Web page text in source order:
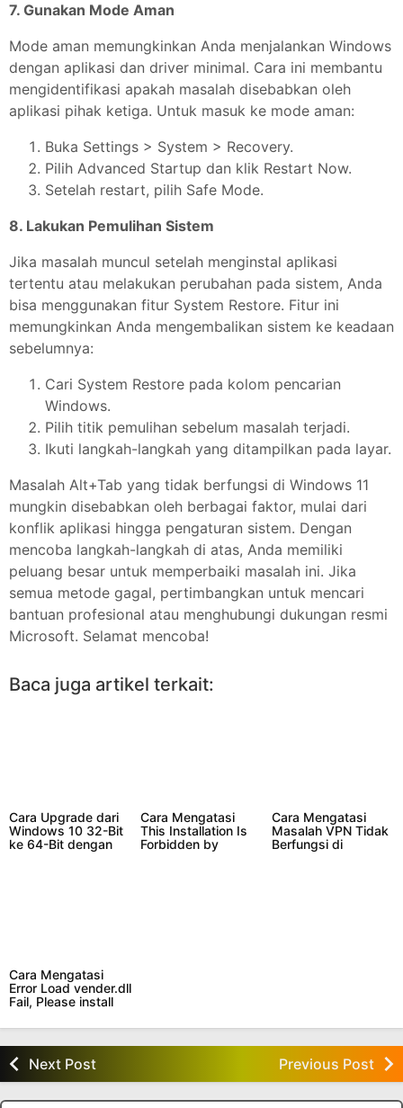
7. Gunakan Mode Aman
Mode aman memungkinkan Anda menjalankan Windows
dengan aplikasi dan driver minimal. Cara ini membantu
mengidentifikasi apakah masalah disebabkan oleh
aplikasi pihak ketiga. Untuk masuk ke mode aman:
Buka Settings > System > Recovery.
Pilih Advanced Startup dan klik Restart Now.
Setelah restart, pilih Safe Mode.
8. Lakukan Pemulihan Sistem
Jika masalah muncul setelah menginstal aplikasi
tertentu atau melakukan perubahan pada sistem, Anda
bisa menggunakan fitur System Restore. Fitur ini
memungkinkan Anda mengembalikan sistem ke keadaan
sebelumnya:
Cari System Restore pada kolom pencarian
Windows.
Pilih titik pemulihan sebelum masalah terjadi.
Ikuti langkah-langkah yang ditampilkan pada layar.
Masalah Alt+Tab yang tidak berfungsi di Windows 11
mungkin disebabkan oleh berbagai faktor, mulai dari
konflik aplikasi hingga pengaturan sistem. Dengan
mencoba langkah-langkah di atas, Anda memiliki
peluang besar untuk memperbaiki masalah ini. Jika
semua metode gagal, pertimbangkan untuk mencari
bantuan profesional atau menghubungi dukungan resmi
Microsoft. Selamat mencoba!
Baca juga artikel terkait:
Cara Upgrade dari
Windows 10 32-Bit
ke 64-Bit dengan
Cara Mengatasi
This Installation Is
Forbidden by
Cara Mengatasi
Masalah VPN Tidak
Berfungsi di
Cara Mengatasi
Error Load vender.dll
Fail, Please install
Windows 11
Next Post Previous Post